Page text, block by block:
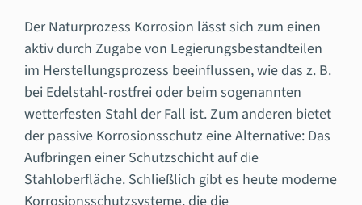
Der Naturprozess Korrosion lässt sich zum einen
aktiv durch Zugabe von Legierungsbestandteilen
im Herstellungsprozess beeinflussen, wie das z. B.
bei Edelstahl-rostfrei oder beim sogenannten
wetterfesten Stahl der Fall ist. Zum anderen bietet
der passive Korrosionsschutz eine Alternative: Das
Aufbringen einer Schutzschicht auf die
Stahloberfläche. Schließlich gibt es heute moderne